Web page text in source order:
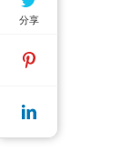
分享